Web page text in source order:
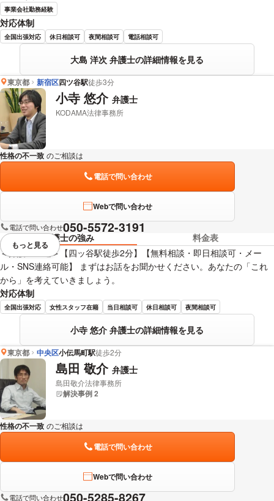
事業会社勤務経験
対応体制
全国出張対応 休日相談可 夜間相談可 電話相談可
大島 洋次 弁護士の詳細情報を見る
東京都 新宿区四ツ谷駅徒歩3分
小寺 悠介 弁護士
KODAMA法律事務所
性格の不一致 のご相談は
電話で問い合わせ
Webで問い合わせ
電話で問い合わせ050-5572-3191
弁護士の強み
料金表
＜弁護士直通＞【四ッ谷駅徒歩2分】【無料相談・即日相談可・メー
ル・SNS連絡可能】 まずはお話をお聞かせください。あなたの「これ
から」を考えていきましょう。
対応体制
全国出張対応 女性スタッフ在籍 当日相談可 休日相談可 夜間相談可
小寺 悠介 弁護士の詳細情報を見る
視覚的に省略されている要素を
もっと見る
東京都 中央区小伝馬町駅徒歩2分
島田 敬介 弁護士
島田敬介法律事務所
解決事例 2
性格の不一致 のご相談は
電話で問い合わせ
Webで問い合わせ
電話で問い合わせ050-5285-8267